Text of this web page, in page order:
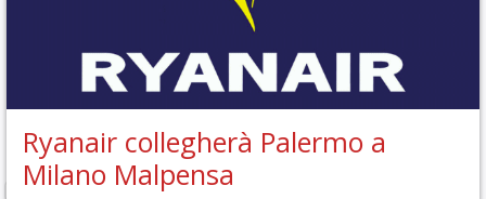
Ryanair collegherà Palermo a
Milano Malpensa